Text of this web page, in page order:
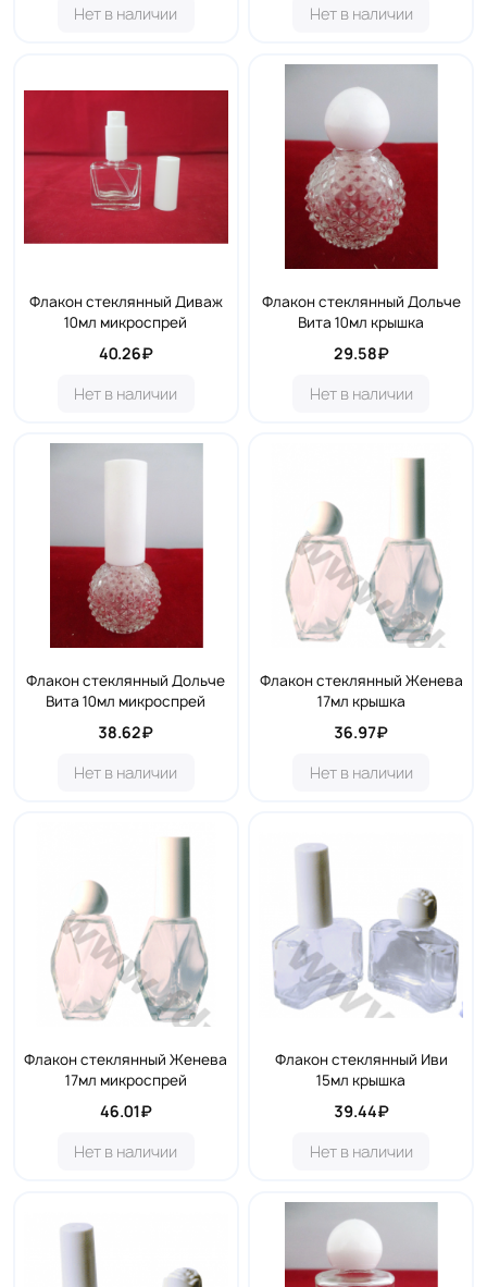
Нет в наличии
Нет в наличии
Флакон стеклянный Диваж
10мл микроспрей
40.26₽
Нет в наличии
Флакон стеклянный Дольче
Вита 10мл крышка
29.58₽
Нет в наличии
Флакон стеклянный Дольче
Вита 10мл микроспрей
38.62₽
Нет в наличии
Флакон стеклянный Женева
17мл крышка
36.97₽
Нет в наличии
Флакон стеклянный Женева
17мл микроспрей
46.01₽
Нет в наличии
Флакон стеклянный Иви
15мл крышка
39.44₽
Нет в наличии